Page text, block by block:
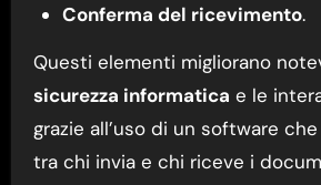
Conferma del ricevimento.
Questi elementi migliorano
sicurezza informatica e le
grazie all’uso di un software
tra chi invia e chi riceve i